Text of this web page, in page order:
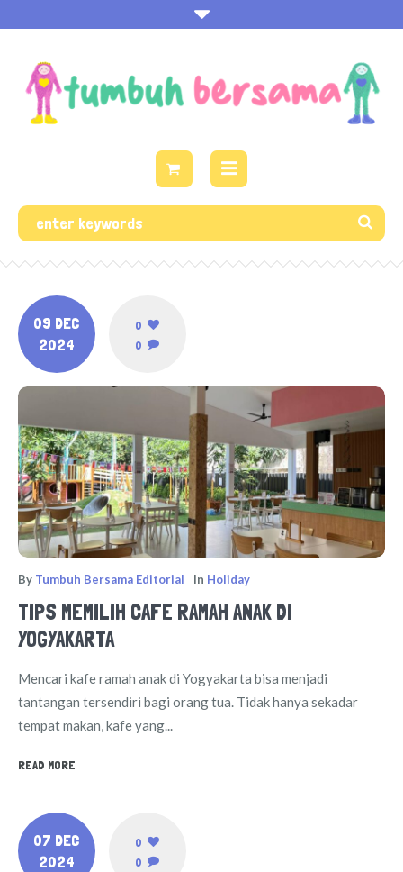
09 DEC
2024
0
0
By Tumbuh Bersama Editorial In Holiday
TIPS MEMILIH CAFE RAMAH ANAK DI
YOGYAKARTA
Mencari kafe ramah anak di Yogyakarta bisa menjadi
tantangan tersendiri bagi orang tua. Tidak hanya sekadar
tempat makan, kafe yang...
READ MORE
07 DEC
2024
0
0